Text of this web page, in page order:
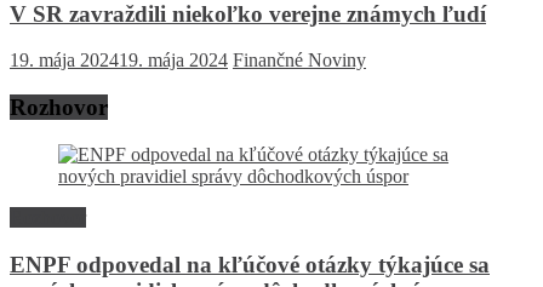
V SR zavraždili niekoľko verejne známych ľudí
19. mája 202419. mája 2024 Finančné Noviny
Rozhovor
ENPF odpovedal na kľúčové otázky týkajúce sa